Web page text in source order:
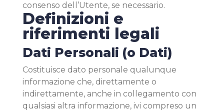
consenso dell’Utente, se necessario.
Definizioni e
riferimenti legali
Dati Personali (o Dati)
Costituisce dato personale qualunque
informazione che, direttamente o
indirettamente, anche in collegamento con
qualsiasi altra informazione, ivi compreso un